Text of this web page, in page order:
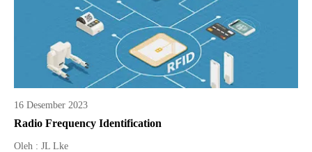
16 Desember 2023
Radio Frequency Identification
Oleh : JL Lke